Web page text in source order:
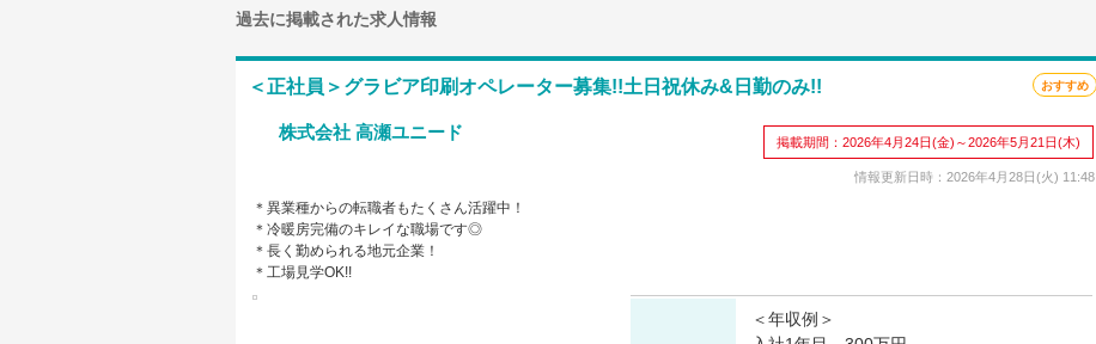
過去に掲載された求人情報
＜正社員＞グラビア印刷オペレーター募集!!土日祝休み&日勤のみ!! おすすめ
株式会社 高瀬ユニード 掲載期間：2026年4月24日(金)～2026年5月21日(木)
情報更新日時：2026年4月28日(火) 11:48
＊異業種からの転職者もたくさん活躍中！
＊冷暖房完備のキレイな職場です◎
＊長く勤められる地元企業！
＊工場見学OK!!
＜年収例＞